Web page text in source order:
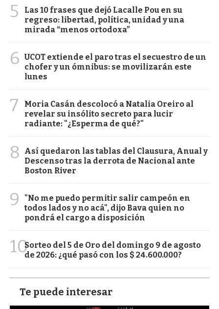
5
Las 10 frases que dejó Lacalle Pou en su
regreso: libertad, política, unidad y una
mirada “menos ortodoxa”
6 UCOT extiende el paro tras el secuestro de un
chofer y un ómnibus: se movilizarán este
lunes
7
Moria Casán descolocó a Natalia Oreiro al
revelar su insólito secreto para lucir
radiante: "¿Esperma de qué?"
8
Así quedaron las tablas del Clausura, Anual y
Descenso tras la derrota de Nacional ante
Boston River
9
"No me puedo permitir salir campeón en
todos lados y no acá", dijo Bava quien no
pondrá el cargo a disposición
10Sorteo del 5 de Oro del domingo 9 de agosto
de 2026: ¿qué pasó con los $ 24.600.000?
Te puede interesar